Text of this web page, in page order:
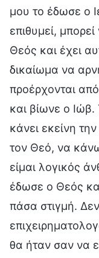
μου το έδωσε ο
επιθυμεί,
Θεός και έχει
δικαίωμα να
προέρχονται
και βίωνε ο
κάνει εκείνη
τον Θεό, να
είμαι λογικός
έδωσε ο Θεός
πάσα στιγμή.
θα ήταν σαν να